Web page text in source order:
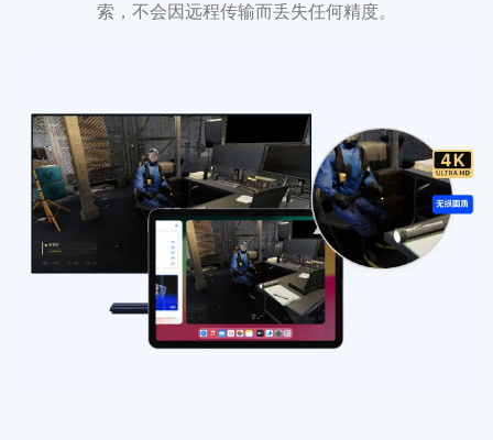
索，不会因远程传输而丢失任何精度。